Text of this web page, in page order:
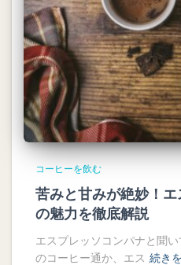
コーヒーを飲む
苦みと甘みが絶妙！
の魅力を徹底解説
エスプレッソコンパナと聞
のコーヒー通か、エス 続き